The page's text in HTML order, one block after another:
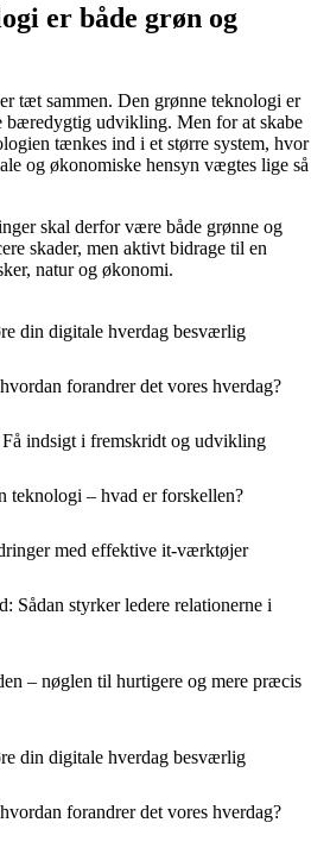
er både grøn og
tæt sammen. Den grønne teknologi er
bæredygtig udvikling. Men for at skabe
tænkes ind i et større system, hvor
og økonomiske hensyn vægtes lige så
skal derfor være både grønne og
skader, men aktivt bidrage til en
natur og økonomi.
din digitale hverdag besværlig
forandrer det vores hverdag?
indsigt i fremskridt og udvikling
– hvad er forskellen?
med effektive it-værktøjer
Sådan styrker ledere relationerne i
– nøglen til hurtigere og mere præcis
din digitale hverdag besværlig
forandrer det vores hverdag?